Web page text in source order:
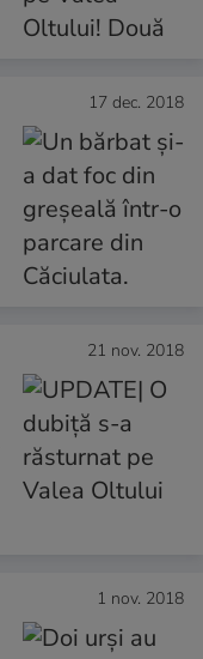
17 dec. 2018
21 nov. 2018
1 nov. 2018